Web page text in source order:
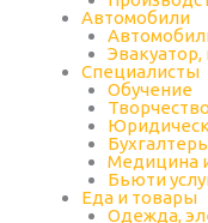
Автомобили
Специалисты
Обучение
Творчество
Медицина
Бьюти
Еда и товары
Одежда,